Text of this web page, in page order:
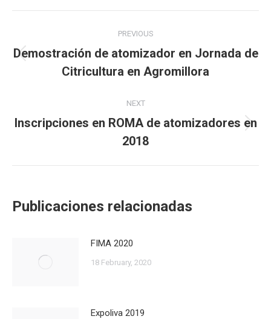
navigation
PREVIOUS
Previous
post:
Demostración de atomizador en Jornada de
Citricultura en Agromillora
NEXT
Next
post:
Inscripciones en ROMA de atomizadores en
2018
Publicaciones relacionadas
FIMA 2020
18 February, 2020
Expoliva 2019